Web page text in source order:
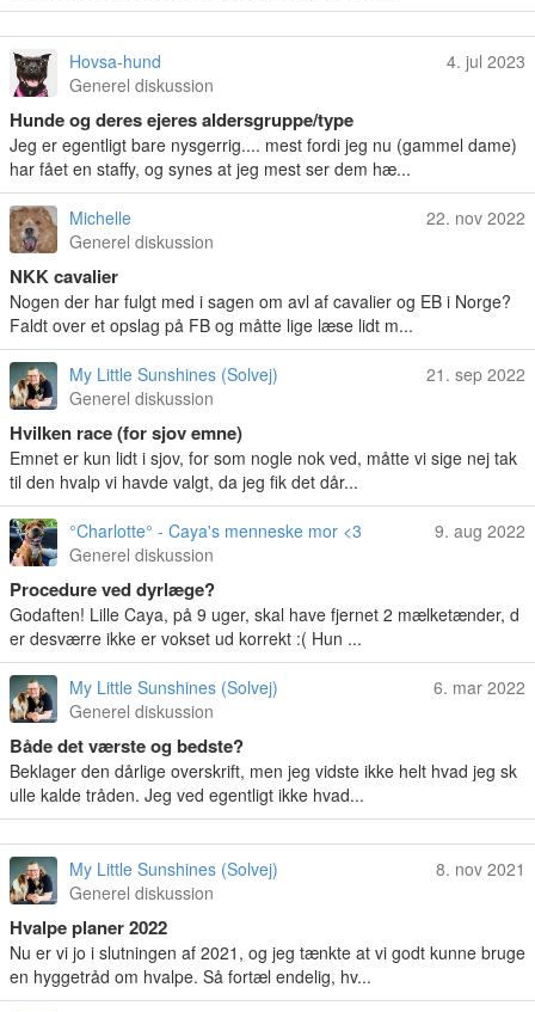
Hovsa-hund
Generel diskussion
4. jul 2023
Hunde og deres ejeres aldersgruppe/type
Jeg er egentligt bare nysgerrig.... mest fordi jeg nu (gammel dame)
har fået en staffy, og synes at jeg mest ser dem hæ...
Michelle
Generel diskussion
22. nov 2022
NKK cavalier
Nogen der har fulgt med i sagen om avl af cavalier og EB i Norge?
Faldt over et opslag på FB og måtte lige læse lidt m...
My Little Sunshines (Solvej)
Generel diskussion
21. sep 2022
Hvilken race (for sjov emne)
Emnet er kun lidt i sjov, for som nogle nok ved, måtte vi sige nej tak
til den hvalp vi havde valgt, da jeg fik det dår...
°Charlotte° - Caya's menneske mor <3
Generel diskussion
9. aug 2022
Procedure ved dyrlæge?
Godaften! Lille Caya, på 9 uger, skal have fjernet 2 mælketænder, d
er desværre ikke er vokset ud korrekt :( Hun ...
My Little Sunshines (Solvej)
Generel diskussion
6. mar 2022
Både det værste og bedste?
Beklager den dårlige overskrift, men jeg vidste ikke helt hvad jeg sk
ulle kalde tråden. Jeg ved egentligt ikke hvad...
My Little Sunshines (Solvej)
Generel diskussion
8. nov 2021
Hvalpe planer 2022
Nu er vi jo i slutningen af 2021, og jeg tænkte at vi godt kunne bruge
en hyggetråd om hvalpe. Så fortæl endelig, hv...